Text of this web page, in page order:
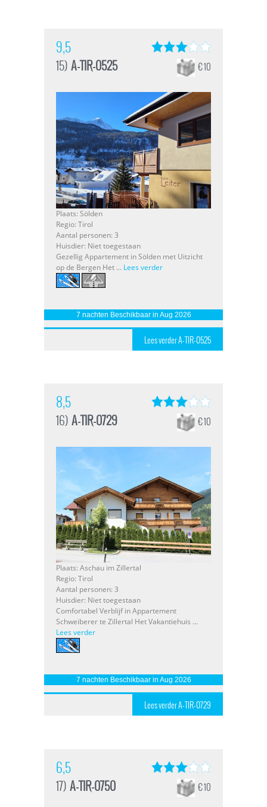
9,5
15) A-TIR-0525 € 10
Plaats: Sölden
Regio: Tirol
Aantal personen: 3
Huisdier: Niet toegestaan
Gezellig Appartement in Sölden met Uitzicht
op de Bergen Het ... Lees verder
7 nachten Beschikbaar in Aug 2026
Lees verder A-TIR-0525
8,5
16) A-TIR-0729 € 10
Plaats: Aschau im Zillertal
Regio: Tirol
Aantal personen: 3
Huisdier: Niet toegestaan
Comfortabel Verblijf in Appartement
Schweiberer te Zillertal Het Vakantiehuis ...
Lees verder
7 nachten Beschikbaar in Aug 2026
Lees verder A-TIR-0729
6,5
17) A-TIR-0750 € 10